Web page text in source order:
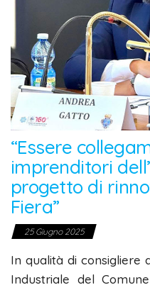
“Essere
imprenditori
progetto di
Fiera”
25 Giugno 2025
In qualità di consigliere
Industriale del